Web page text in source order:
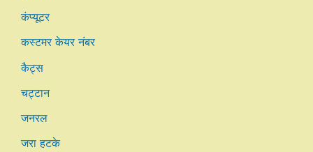
कंप्यूटर
कस्टमर केयर नंबर
कैट्स
चट्टान
जनरल
जरा हटके